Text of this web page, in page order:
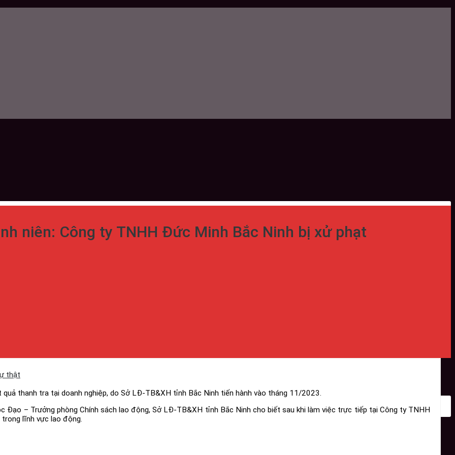
niên: Công ty TNHH Đức Minh Bắc Ninh bị xử phạt
thật
thanh tra tại doanh nghiệp, do Sở LĐ-TB&XH tỉnh Bắc Ninh tiến hành vào tháng 11/2023.
Đạo – Trưởng phòng Chính sách lao động, Sở LĐ-TB&XH tỉnh Bắc Ninh cho biết sau khi làm việc trực tiếp tại Công ty TNHH
lĩnh vực lao động.